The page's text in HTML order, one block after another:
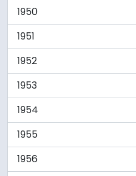
1950
1951
1952
1953
1954
1955
1956